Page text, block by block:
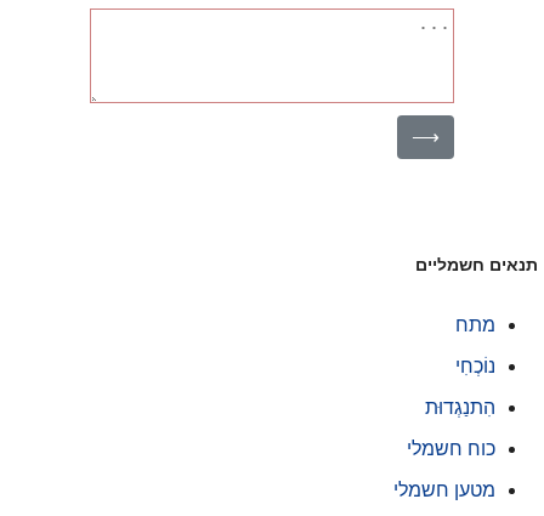
⟶
חשמליים
מתח
נוֹכְחִי
הִתנַגְדוּת
כוח חשמלי
מטען חשמלי